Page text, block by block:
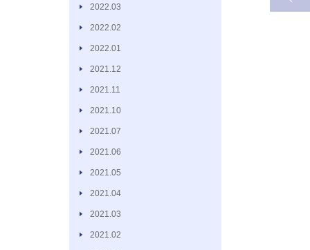
2022.03
2022.02
2022.01
2021.12
2021.11
2021.10
2021.07
2021.06
2021.05
2021.04
2021.03
2021.02